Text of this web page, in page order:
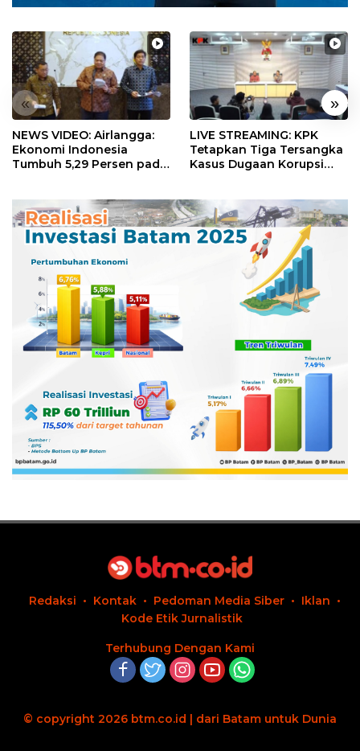
« »
NEWS VIDEO: Airlangga:
Ekonomi Indonesia
Tumbuh 5,29 Persen pada
LIVE STREAMING: KPK
Tetapkan Tiga Tersangka
Kasus Dugaan Korupsi
Redaksi Kontak Pedoman Media Siber
Iklan
Kode Etik Jurnalistik
Terhubung Dengan Kami
© copyright 2026 btm.co.id | dari Batam untuk Dunia